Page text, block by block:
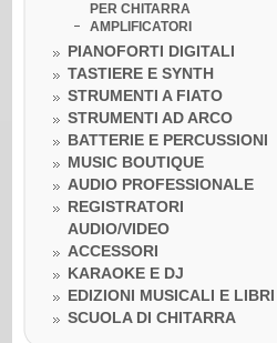
PER CHITARRA
AMPLIFICATORI
PIANOFORTI DIGITALI
TASTIERE E SYNTH
STRUMENTI A FIATO
STRUMENTI AD ARCO
BATTERIE E PERCUSSIONI
MUSIC BOUTIQUE
AUDIO PROFESSIONALE
REGISTRATORI
AUDIO/VIDEO
ACCESSORI
KARAOKE E DJ
EDIZIONI MUSICALI E LIBRI
SCUOLA DI CHITARRA
Venerdì 10 luglio 2020
LA BOTTEGA DELLA MUSICA
INCONTRA...I GRANDI DELLA
MUSICA
Venerdì 10 luglio 2020
Lezione ukulele in Omaggio